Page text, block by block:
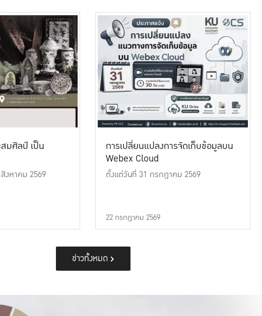
มศิลป์ เป็น
งหาคม 2569
การเปลี่ยนแปลงการจัดเก็บข้อมูลบน
Webex Cloud
ตั้งแต่วันที่ 31 กรกฎาคม 2569
22 กรกฎาคม 2569
ข่าวทั้งหมด